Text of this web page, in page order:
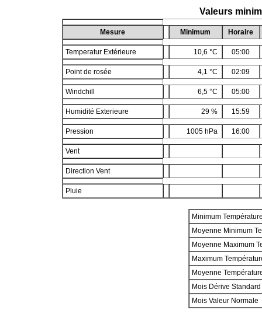
Valeurs
Mesure Minimum Horaire
Temperatur Extérieure 10,6 °C 05:00
Point de rosée 4,1 °C 02:09
Windchill 6,5 °C 05:00
Humidité Exterieure 29 % 15:59
Pression 1005 hPa 16:00
Vent
Direction Vent
Pluie
Minimum
Moyenne Minimum
Moyenne Maximum
Maximum
Moyenne
Mois Dérive Standard
Mois Valeur Normale